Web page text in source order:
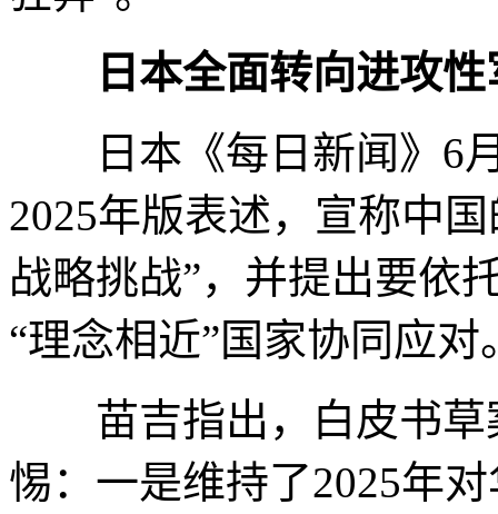
日本全面转向进攻
日本《每日新闻》6月
2025年版表述，宣称中
战略挑战”，并提出要依
“理念相近”国家协同应对
苗吉指出，白皮书草
惕：一是维持了2025年